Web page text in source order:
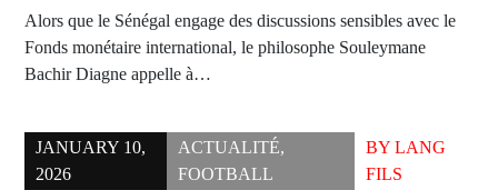
Alors que le Sénégal engage des discussions sensibles avec le
Fonds monétaire international, le philosophe Souleymane
Bachir Diagne appelle à…
JANUARY 10,
2026
ACTUALITÉ,
FOOTBALL
BY LANG
FILS